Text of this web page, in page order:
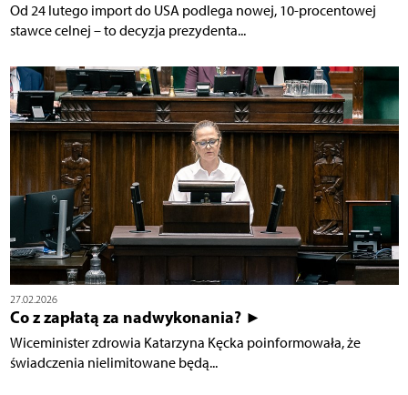
Od 24 lutego import do USA podlega nowej, 10-procentowej
stawce celnej – to decyzja prezydenta...
27.02.2026
Co z zapłatą za nadwykonania? ►
Wiceminister zdrowia Katarzyna Kęcka poinformowała, że
świadczenia nielimitowane będą...